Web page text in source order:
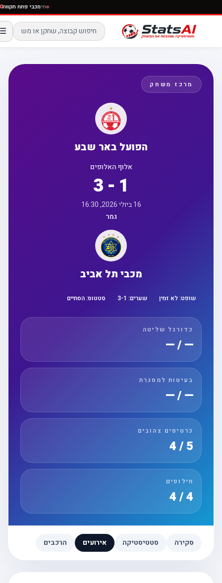
חימכבי פתח
☰
מרכז משחק
הפועל באר שבע
אלוף האלופים
3 - 1
16 ביולי 2026, 16:30
גמר
מכבי תל אביב
שופט:לא זמין שערים: 3 -1 סטטוס:הסתיים
כדורגל שליטה
— / —
בעיטות למסגרת
— / —
כרטיסים צהובים
חילופים
סקירה סטטיסטיקה אירועים הרכבים